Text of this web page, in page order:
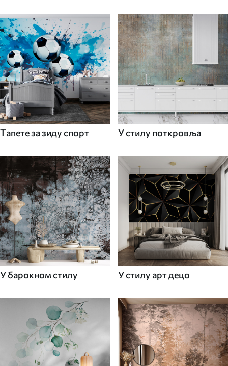
Tапете за зиду спорт У стилу поткровља
У барокном стилу У стилу арт децо